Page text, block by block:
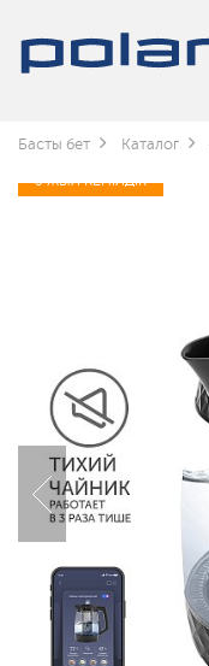
Басты бет Каталог
3 ЖЫЛ КЕПІЛДІК